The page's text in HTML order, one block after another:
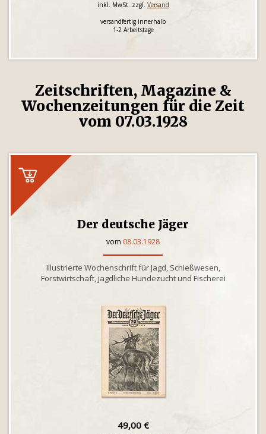
inkl. MwSt. zzgl. Versand
versandfertig innerhalb
1-2 Arbeitstage
Zeitschriften, Magazine &
Wochenzeitungen für die Zeit
vom 07.03.1928
Der deutsche Jäger
vom 08.03.1928
Illustrierte Wochenschrift für Jagd, Schießwesen,
Forstwirtschaft, jagdliche Hundezucht und Fischerei
49,00 €